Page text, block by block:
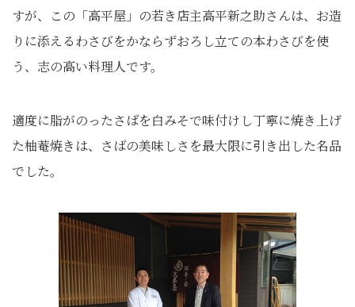
すが、この「高平屋」の若き店主高平新之助さんは、お造
りに添えるわさびをかならずおろし立ての本わさびを使
う、志の高い料理人です。
適度に脂がのったさばを白みそで味付けし丁寧に焼き上げ
た柚菴焼きは、さばの美味しさを最大限に引き出した名品
でした。